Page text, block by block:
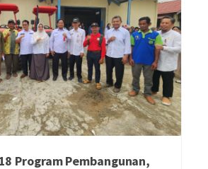
Program Pembangunan,